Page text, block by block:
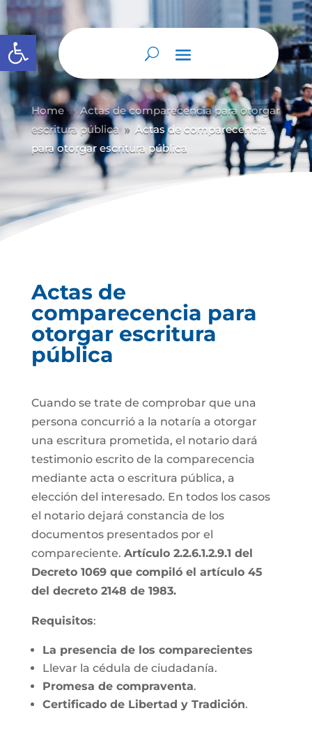
Abrir barra de herramientas
Home 9 Actas de comparecencia para otorgar
escritura pública
9 Actas de comparecencia
para otorgar escritura pública
Actas de
comparecencia para
otorgar escritura
pública
Cuando se trate de comprobar que una
persona concurrió a la notaría a otorgar
una escritura prometida, el notario dará
testimonio escrito de la comparecencia
mediante acta o escritura pública, a
elección del interesado. En todos los casos
el notario dejará constancia de los
documentos presentados por el
compareciente. Artículo 2.2.6.1.2.9.1 del
Decreto 1069 que compiló el artículo 45
del decreto 2148 de 1983.
Requisitos:
La presencia de los comparecientes
Llevar la cédula de ciudadanía.
Promesa de compraventa.
Certificado de Libertad y Tradición.